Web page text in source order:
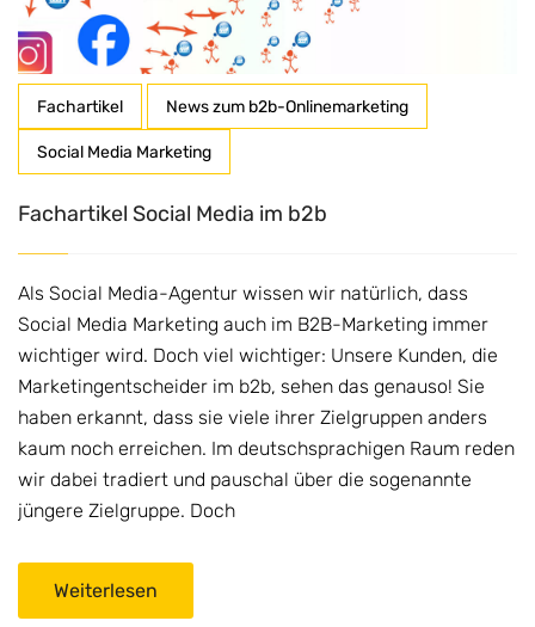
Fachartikel News zum b2b-Onlinemarketing
Social Media Marketing
Fachartikel Social Media im b2b
Als Social Media-Agentur wissen wir natürlich, dass
Social Media Marketing auch im B2B-Marketing immer
wichtiger wird. Doch viel wichtiger: Unsere Kunden, die
Marketingentscheider im b2b, sehen das genauso! Sie
haben erkannt, dass sie viele ihrer Zielgruppen anders
kaum noch erreichen. Im deutschsprachigen Raum reden
wir dabei tradiert und pauschal über die sogenannte
jüngere Zielgruppe. Doch
Weiterlesen